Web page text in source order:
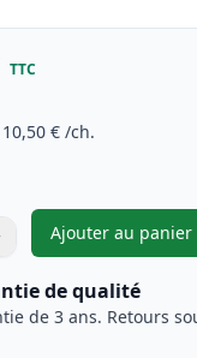
TTC
10,50 € /ch.
pour ajuster
Ajouter au panier
,Canon
de qualité
de 3 ans. Retours